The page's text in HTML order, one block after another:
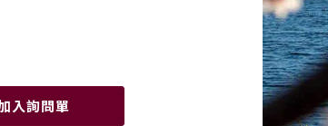
入詢問單